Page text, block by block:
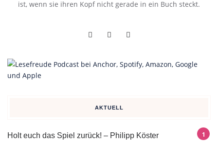
ist, wenn sie ihren Kopf nicht gerade in ein Buch steckt.
AKTUELL
Holt euch das Spiel zurück! – Philipp Köster